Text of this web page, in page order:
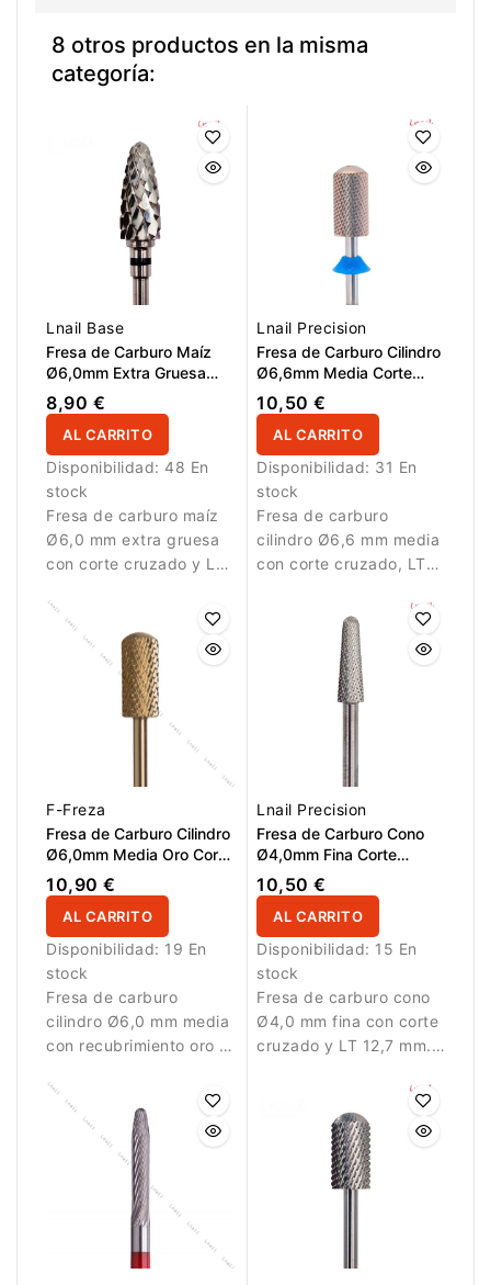
8 otros productos en la misma
categoría:
Lnail Base
Fresa de Carburo Maíz
Ø6,0mm Extra Gruesa
Corte Cruzado LT
14,5mm
8,90 €
AL CARRITO
Disponibilidad: 48 En
stock
Fresa de carburo maíz
Ø6,0 mm extra gruesa
con corte cruzado y LT
eliminación rápida de
material.
Lnail Precision
Fresa de Carburo Cilindro
Ø6,6mm Media Corte
Cruzado LT 12,7mm L/R
10,50 €
AL CARRITO
Disponibilidad: 31 En
stock
Fresa de carburo
cilindro Ø6,6 mm media
con corte cruzado, LT
Diseñada para
eliminación controlada
de material.
F-Freza
Fresa de Carburo Cilindro
Ø6,0mm Media Oro Corte
Cruzado LT 14,0mm
10,90 €
AL CARRITO
Disponibilidad: 19 En
stock
Fresa de carburo
cilindro Ø6,0 mm media
con recubrimiento oro y
Diseñada para
eliminación controlada
de material.
Lnail Precision
Fresa de Carburo Cono
Ø4,0mm Fina Corte
Cruzado LT 12,7mm
10,50 €
AL CARRITO
Disponibilidad: 15 En
stock
Fresa de carburo cono
Ø4,0 mm fina con corte
cruzado y LT 12,7 mm.
refinamiento.